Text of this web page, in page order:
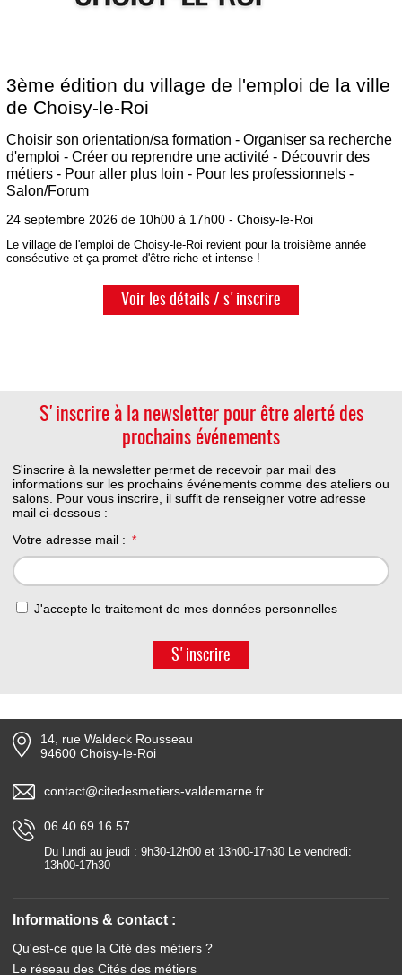
3ème édition du village de l'emploi de la ville
de Choisy-le-Roi
Choisir son orientation/sa formation - Organiser sa recherche
d'emploi - Créer ou reprendre une activité - Découvrir des
métiers - Pour aller plus loin - Pour les professionnels -
Salon/Forum
24 septembre 2026 de 10h00 à 17h00 - Choisy-le-Roi
Le village de l'emploi de Choisy-le-Roi revient pour la troisième année
consécutive et ça promet d'être riche et intense !
Voir les détails / s'inscrire
S'inscrire à la newsletter pour être alerté des
prochains événements
S'inscrire à la newsletter permet de recevoir par mail des
informations sur les prochains événements comme des ateliers ou
salons. Pour vous inscrire, il suffit de renseigner votre adresse
mail ci-dessous :
Votre adresse mail :
J'accepte le traitement de mes données personnelles
S'inscrire
14, rue Waldeck Rousseau
94600 Choisy-le-Roi
contact@citedesmetiers-valdemarne.fr
06 40 69 16 57
Du lundi au jeudi : 9h30-12h00 et 13h00-17h30 Le vendredi:
13h00-17h30
Informations & contact :
Qu'est-ce que la Cité des métiers ?
Le réseau des Cités des métiers